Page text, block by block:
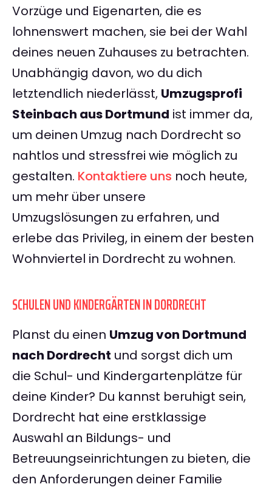
Vorzüge und Eigenarten, die es
lohnenswert machen, sie bei der Wahl
deines neuen Zuhauses zu betrachten.
Unabhängig davon, wo du dich
letztendlich niederlässt, Umzugsprofi
Steinbach aus Dortmund ist immer da,
um deinen Umzug nach Dordrecht so
nahtlos und stressfrei wie möglich zu
gestalten. Kontaktiere uns noch heute,
um mehr über unsere
Umzugslösungen zu erfahren, und
erlebe das Privileg, in einem der besten
Wohnviertel in Dordrecht zu wohnen.
SCHULEN UND KINDERGÄRTEN IN DORDRECHT
Planst du einen Umzug von Dortmund
nach Dordrecht und sorgst dich um
die Schul- und Kindergartenplätze für
deine Kinder? Du kannst beruhigt sein,
Dordrecht hat eine erstklassige
Auswahl an Bildungs- und
Betreuungseinrichtungen zu bieten, die
den Anforderungen deiner Familie